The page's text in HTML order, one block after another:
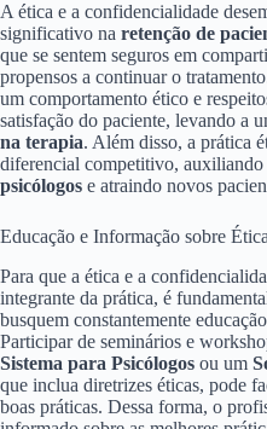
A ética e a confidencialidade
significativo na retenção de
que se sentem seguros em
propensos a continuar o
um comportamento ético e
satisfação do paciente, levando a
na terapia. Além disso, a prática
diferencial competitivo, auxiliando
psicólogos e atraindo novos
Educação e Informação sobre
Para que a ética e a
integrante da prática, é
busquem constantemente
Participar de seminários e
Sistema para Psicólogos ou um
que inclua diretrizes éticas, pode
boas práticas. Dessa forma, o